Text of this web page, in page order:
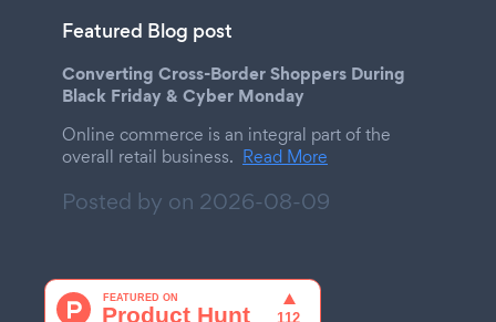
Featured Blog post
Converting Cross-Border Shoppers During
Black Friday & Cyber Monday
Online commerce is an integral part of the
overall retail business. Read More
Posted by on 2026-08-09